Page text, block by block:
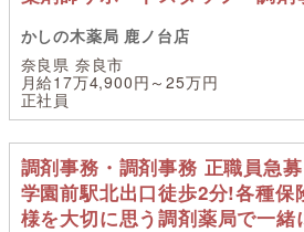
かしの木薬局 鹿ノ台店
奈良県 奈良市
月給17万4,900円～25万円
正社員
調剤事務・調剤事務 正職員急
学園前駅北出口徒歩2分!各種保
様を大切に思う調剤薬局で一緒